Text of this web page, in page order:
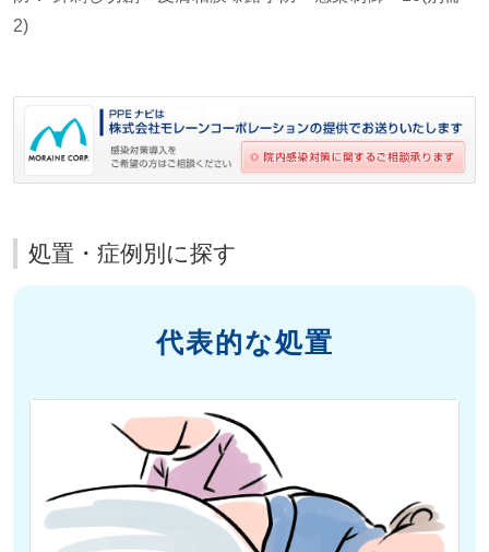
2)
処置・症例別に探す
代表的な処置